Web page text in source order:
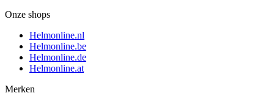
Onze shops
Helmonline.nl
Helmonline.be
Helmonline.de
Helmonline.at
Merken